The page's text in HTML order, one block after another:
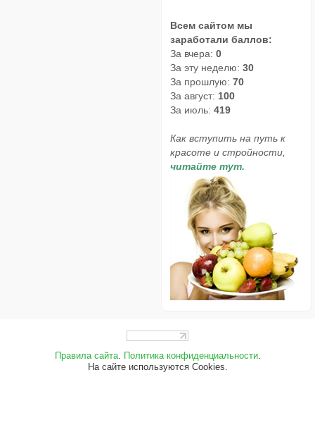
Всем сайтом мы
заработали баллов:
За вчера: 0
За эту неделю: 30
За прошлую: 70
За август: 100
За июль: 419
Как вступить на путь к
красоте и стройности,
читайте тут.
Правила сайта. Политика конфиденциальности.
На сайте используются Cookies.